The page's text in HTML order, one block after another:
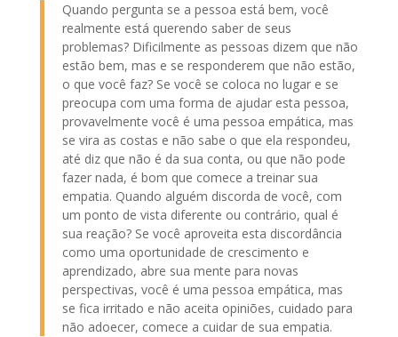
Quando pergunta se a pessoa está bem, você
realmente está querendo saber de seus
problemas? Dificilmente as pessoas dizem que não
estão bem, mas e se responderem que não estão,
o que você faz? Se você se coloca no lugar e se
preocupa com uma forma de ajudar esta pessoa,
provavelmente você é uma pessoa empática, mas
se vira as costas e não sabe o que ela respondeu,
até diz que não é da sua conta, ou que não pode
fazer nada, é bom que comece a treinar sua
empatia. Quando alguém discorda de você, com
um ponto de vista diferente ou contrário, qual é
sua reação? Se você aproveita esta discordância
como uma oportunidade de crescimento e
aprendizado, abre sua mente para novas
perspectivas, você é uma pessoa empática, mas
se fica irritado e não aceita opiniões, cuidado para
não adoecer, comece a cuidar de sua empatia.